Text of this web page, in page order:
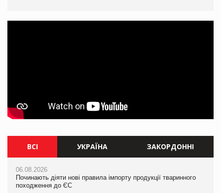
ВСІ УКРАЇНА ЗАКОРДОННІ
06.08.2026
Починають діяти нові правила імпорту продукції тваринного
походження до ЄС
06.08.2026
Смачна новинка для хвостатих: у VARUS з’явилися паучі
Varto Paw expert від власної ТМ Varto!
06.08.2026
Починають діяти нові правила імпорту продукції тваринного
походження до ЄС